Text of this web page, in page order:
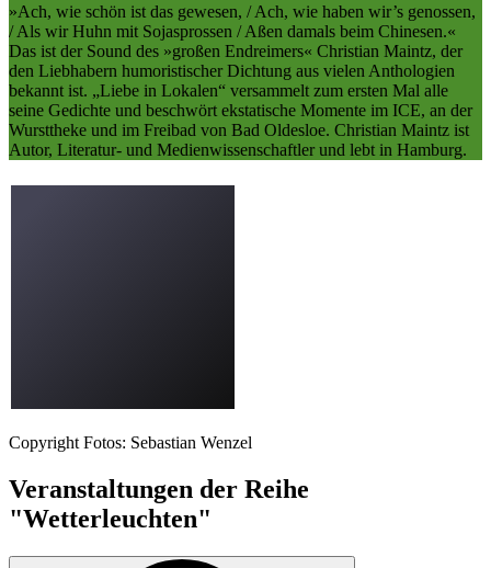
»Ach, wie schön ist das gewesen, / Ach, wie haben wir’s genossen,
/ Als wir Huhn mit Sojasprossen / Aßen damals beim Chinesen.«
Das ist der Sound des »großen Endreimers« Christian Maintz, der
den Liebhabern humoristischer Dichtung aus vielen Anthologien
bekannt ist. „Liebe in Lokalen“ versammelt zum ersten Mal alle
seine Gedichte und beschwört ekstatische Momente im ICE, an der
Wursttheke und im Freibad von Bad Oldesloe. Christian Maintz ist
Autor, Literatur- und Medienwissenschaftler und lebt in Hamburg.
Copyright Fotos: Sebastian Wenzel
Veranstaltungen der Reihe
"Wetterleuchten"